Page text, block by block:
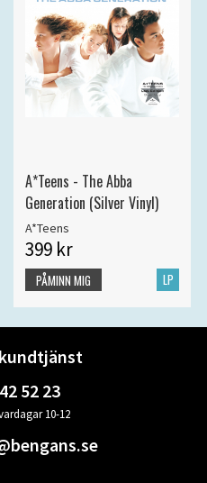
A*Teens - The Abba
Generation (Silver Vinyl)
A*Teens
399 kr
LP
PÅMINN MIG
52 23
10-12